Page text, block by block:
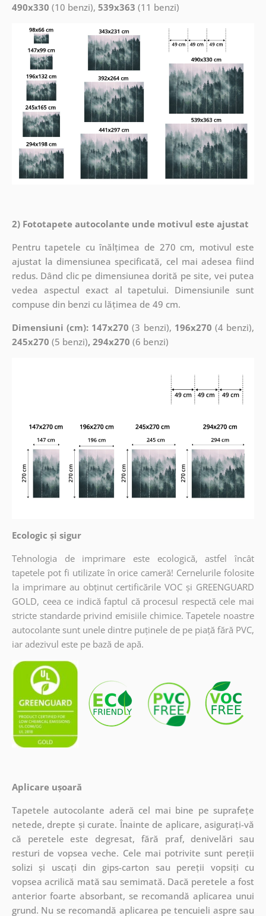
490x330 (10 benzi), 539x363 (11 benzi)
2) Fototapete autocolante unde motivul este ajustat
Pentru tapetele cu înălțimea de 270 cm, motivul este
ajustat la dimensiunea specificată, cel mai adesea fiind
redus. Dând clic pe dimensiunea dorită pe site, vei putea
vedea aspectul exact al tapetului. Dimensiunile sunt
compuse din benzi cu lățimea de 49 cm.
Dimensiuni (cm): 147x270 (3 benzi), 196x270 (4 benzi),
245x270 (5 benzi), 294x270 (6 benzi)
Ecologic și sigur
Tehnologia de imprimare este ecologică, astfel încât
tapetele pot fi utilizate în orice cameră! Cernelurile folosite
la imprimare au obținut certificările VOC și GREENGUARD
GOLD, ceea ce indică faptul că procesul respectă cele mai
stricte standarde privind emisiile chimice. Tapetele noastre
autocolante sunt unele dintre puținele de pe piață fără PVC,
iar adezivul este pe bază de apă.
Aplicare ușoară
Tapetele autocolante aderă cel mai bine pe suprafețe
netede, drepte și curate. Înainte de aplicare, asigurați-vă
că peretele este degresat, fără praf, denivelări sau
resturi de vopsea veche. Cele mai potrivite sunt pereții
solizi și uscați din gips-carton sau pereții vopsiți cu
vopsea acrilică mată sau semimată. Dacă peretele a fost
anterior foarte absorbant, se recomandă aplicarea unui
grund. Nu se recomandă aplicarea pe tencuieli aspre sau